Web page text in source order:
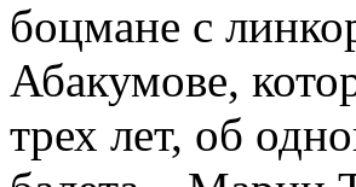
боцмане с
Абакумове,
трех лет, об